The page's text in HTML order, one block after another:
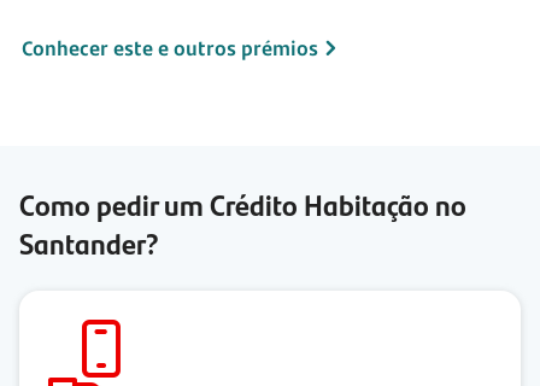
Conhecer este e outros prémios
Como pedir um Crédito Habitação no
Santander?